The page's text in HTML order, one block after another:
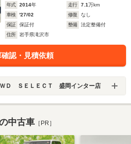
年式 2014年 走行 7.1万km
車検
'27/02 修復
なし
保証
保証付 整備
法定整備付
住所
岩手県滝沢市
認・見積依頼
Ｄ ＳＥＬＥＣＴ 盛岡インター店
中古車 ［PR］